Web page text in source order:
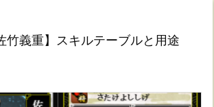
竹義重】スキルテーブルと用途